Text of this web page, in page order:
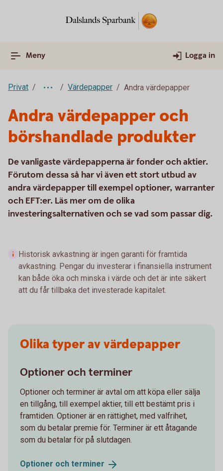
Meny Logga in
Privat Värdepapper Andra värdepapper
Andra värdepapper och
börshandlade produkter
De vanligaste värdepapperna är fonder och aktier.
Förutom dessa så har vi även ett stort utbud av
andra värdepapper till exempel optioner, warranter
och EFT:er. Läs mer om de olika
investeringsalternativen och se vad som passar dig.
Historisk avkastning är ingen garanti för framtida
avkastning. Pengar du investerar i finansiella instrument
kan både öka och minska i värde och det är inte säkert
att du får tillbaka det investerade kapitalet.
Olika typer av värdepapper
Optioner och terminer
Optioner och terminer är avtal om att köpa eller sälja
en tillgång, till exempel aktier, till ett bestämt pris i
framtiden. Optioner är en rättighet, med valfrihet,
som du betalar premie för. Terminer är ett åtagande
som du betalar för på slutdagen.
Optioner och terminer